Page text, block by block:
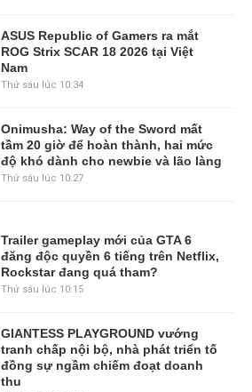
ASUS Republic of Gamers ra mắt
ROG Strix SCAR 18 2026 tại Việt
Nam
Thứ sáu lúc 10:34
Onimusha: Way of the Sword mất
tầm 20 giờ để hoàn thành, hai mức
độ khó dành cho newbie và lão làng
Thứ sáu lúc 10:27
Trailer gameplay mới của GTA 6
đăng độc quyền 6 tiếng trên Netflix,
Rockstar đang quá tham?
Thứ sáu lúc 10:15
GIANTESS PLAYGROUND vướng
tranh chấp nội bộ, nhà phát triển tố
đồng sự ngầm chiếm đoạt doanh
thu